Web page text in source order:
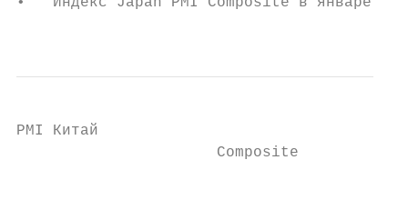
PMI Китай
Composite